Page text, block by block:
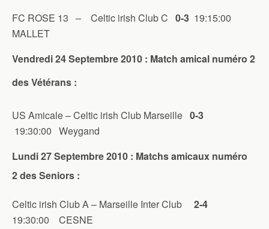
FC ROSE 13 – Celtic irish Club C 0-3 19:15:00
MALLET
Vendredi 24 Septembre 2010 : Match amical numéro 2
des Vétérans :
US Amicale – Celtic irish Club Marseille 0-3
19:30:00 Weygand
Lundi 27 Septembre 2010 : Matchs amicaux numéro
2 des Seniors :
Celtic irish Club A – Marseille Inter Club 2-4
19:30:00 CESNE